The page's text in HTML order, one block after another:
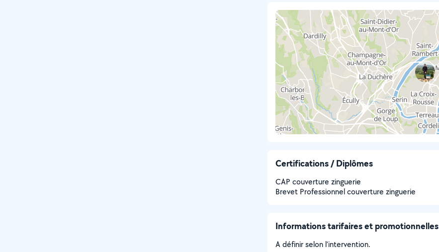
Certifications / Diplômes
CAP couverture zinguerie
Brevet Professionnel couverture zinguerie
Informations tarifaires et promotionnelles
A définir selon l’intervention.